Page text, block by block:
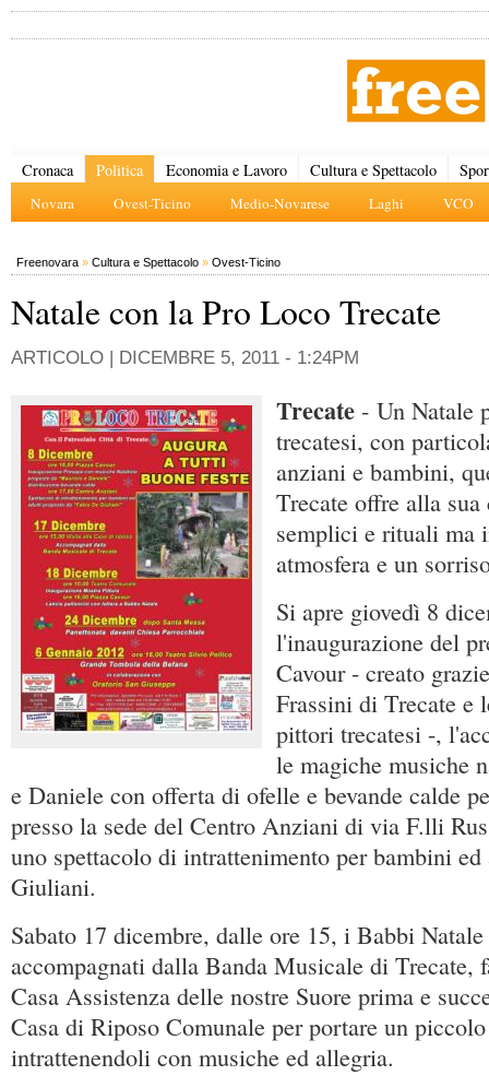
Cronaca Politica
Novara Ovest-Ticino Medio-Novarese Laghi VCO
Economia e Lavoro Cultura e Spettacolo
Freenovara » Cultura e Spettacolo » Ovest-Ticino
Natale con la Pro Loco Trecate
ARTICOLO | DICEMBRE 5, 2011 - 1:24PM
Trecate - Un Natale
trecatesi, con
anziani e bambini,
Trecate offre alla
semplici e rituali ma
atmosfera e un
Si apre giovedì 8
l'inaugurazione del
Cavour - creato
Frassini di Trecate e
pittori trecatesi -,
le magiche musiche
e Daniele con offerta di ofelle e bevande calde
presso la sede del Centro Anziani di via F.lli
uno spettacolo di intrattenimento per bambini
Giuliani.
Sabato 17 dicembre, dalle ore 15, i Babbi
accompagnati dalla Banda Musicale di Trecate,
Casa Assistenza delle nostre Suore prima e
Casa di Riposo Comunale per portare un
intrattenendoli con musiche ed allegria.